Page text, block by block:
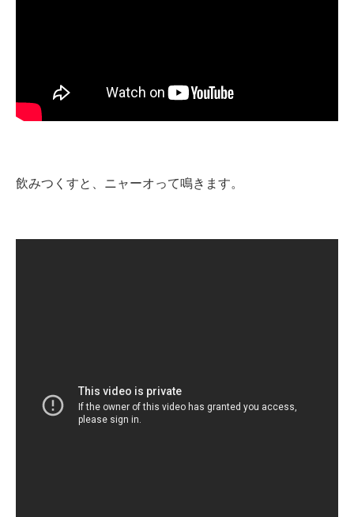
飲みつくすと、ニャーオって鳴きます。